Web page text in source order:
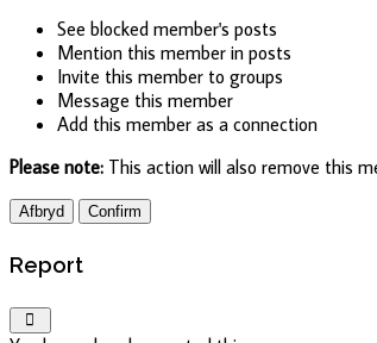
See blocked member's posts
Mention this member in posts
Invite this member to groups
Message this member
Add this member as a connection
Please note: This action will also remove this
Confirm
Report